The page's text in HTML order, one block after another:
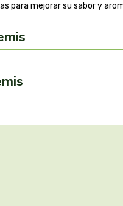
para mejorar su sabor y